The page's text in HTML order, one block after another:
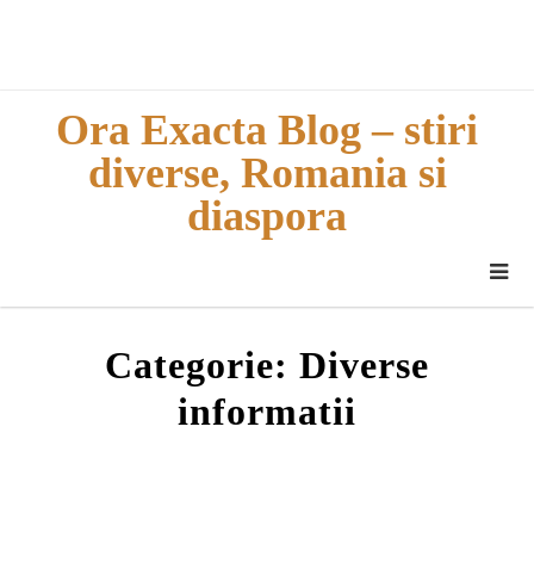
Ora Exacta Blog – stiri
diverse, Romania si
diaspora
Categorie: Diverse
informatii